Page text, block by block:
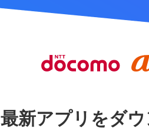
最新アプリをダ